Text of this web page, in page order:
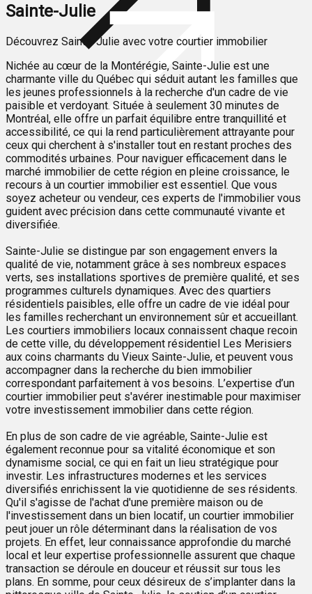
Sainte-Julie
Découvrez Sainte-Julie avec votre courtier immobilier
Nichée au cœur de la Montérégie, Sainte-Julie est une
charmante ville du Québec qui séduit autant les familles que
les jeunes professionnels à la recherche d'un cadre de vie
paisible et verdoyant. Située à seulement 30 minutes de
Montréal, elle offre un parfait équilibre entre tranquillité et
accessibilité, ce qui la rend particulièrement attrayante pour
ceux qui cherchent à s'installer tout en restant proches des
commodités urbaines. Pour naviguer efficacement dans le
marché immobilier de cette région en pleine croissance, le
recours à un courtier immobilier est essentiel. Que vous
soyez acheteur ou vendeur, ces experts de l'immobilier vous
guident avec précision dans cette communauté vivante et
diversifiée.
Sainte-Julie se distingue par son engagement envers la
qualité de vie, notamment grâce à ses nombreux espaces
verts, ses installations sportives de première qualité, et ses
programmes culturels dynamiques. Avec des quartiers
résidentiels paisibles, elle offre un cadre de vie idéal pour
les familles recherchant un environnement sûr et accueillant.
Les courtiers immobiliers locaux connaissent chaque recoin
de cette ville, du développement résidentiel Les Merisiers
aux coins charmants du Vieux Sainte-Julie, et peuvent vous
accompagner dans la recherche du bien immobilier
correspondant parfaitement à vos besoins. L’expertise d’un
courtier immobilier peut s'avérer inestimable pour maximiser
votre investissement immobilier dans cette région.
En plus de son cadre de vie agréable, Sainte-Julie est
également reconnue pour sa vitalité économique et son
dynamisme social, ce qui en fait un lieu stratégique pour
investir. Les infrastructures modernes et les services
diversifiés enrichissent la vie quotidienne de ses résidents.
Qu'il s'agisse de l'achat d'une première maison ou de
l'investissement dans un bien locatif, un courtier immobilier
peut jouer un rôle déterminant dans la réalisation de vos
projets. En effet, leur connaissance approfondie du marché
local et leur expertise professionnelle assurent que chaque
transaction se déroule en douceur et réussit sur tous les
plans. En somme, pour ceux désireux de s’implanter dans la